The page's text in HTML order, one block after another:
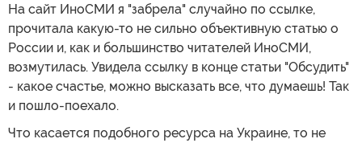
На сайт ИноСМИ я "забрела" случайно по ссылке,
прочитала какую-то не сильно объективную статью о
России и, как и большинство читателей ИноСМИ,
возмутилась. Увидела ссылку в конце статьи "Обсудить"
- какое счастье, можно высказать все, что думаешь! Так
и пошло-поехало.
Что касается подобного ресурса на Украине, то не